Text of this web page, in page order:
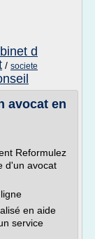
d
/ societe
avocat en
Reformulez
d'un avocat
en aide
service